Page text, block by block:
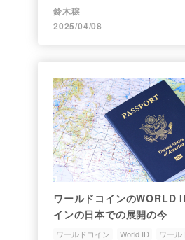
鈴木穣
2025/04/08
ワールドコインのWORLD
インの日本での展開の今
ワールドコイン World ID ワール